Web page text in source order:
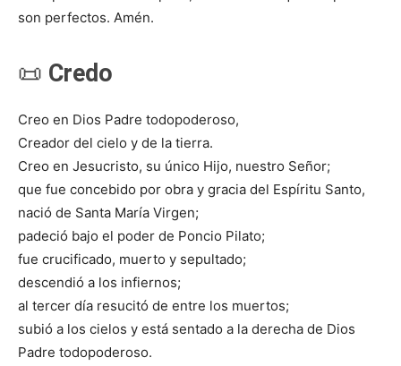
son perfectos. Amén.
📜 Credo
Creo en Dios Padre todopoderoso,
Creador del cielo y de la tierra.
Creo en Jesucristo, su único Hijo, nuestro Señor;
que fue concebido por obra y gracia del Espíritu Santo,
nació de Santa María Virgen;
padeció bajo el poder de Poncio Pilato;
fue crucificado, muerto y sepultado;
descendió a los infiernos;
al tercer día resucitó de entre los muertos;
subió a los cielos y está sentado a la derecha de Dios
Padre todopoderoso.